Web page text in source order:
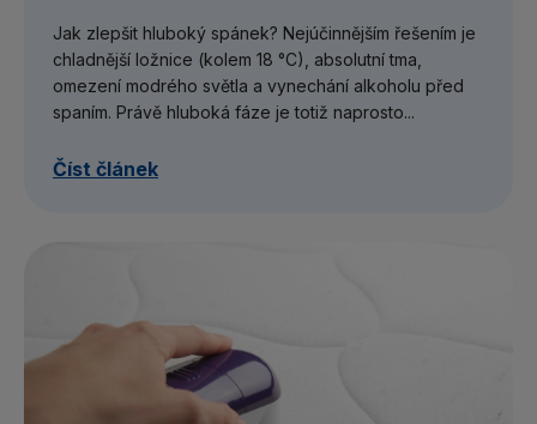
Jak zlepšit hluboký spánek? Nejúčinnějším řešením je
chladnější ložnice (kolem 18 °C), absolutní tma,
omezení modrého světla a vynechání alkoholu před
spaním. Právě hluboká fáze je totiž naprosto...
Číst článek